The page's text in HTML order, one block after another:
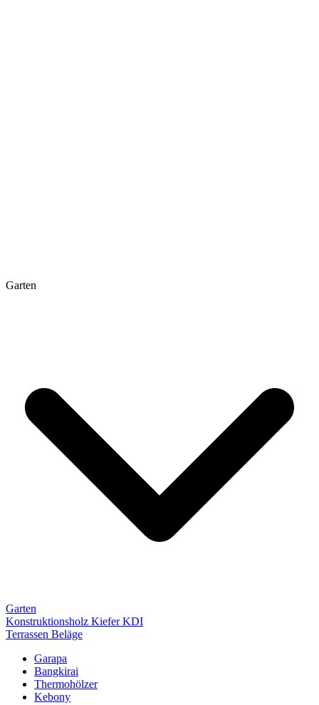
Garten
Garten
Konstruktionsholz Kiefer KDI
Terrassen Beläge
Garapa
Bangkirai
Thermohölzer
Kebony